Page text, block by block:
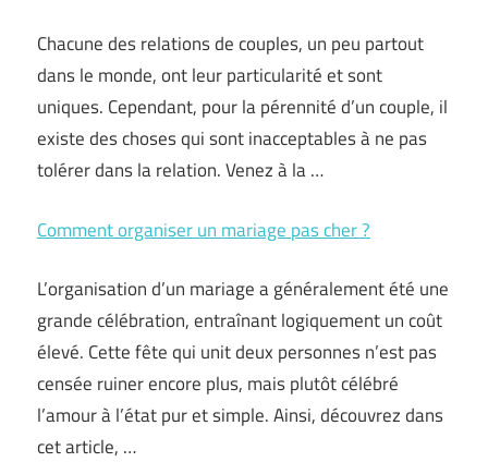
Chacune des relations de couples, un peu partout
dans le monde, ont leur particularité et sont
uniques. Cependant, pour la pérennité d’un couple, il
existe des choses qui sont inacceptables à ne pas
tolérer dans la relation. Venez à la …
Comment organiser un mariage pas cher ?
L’organisation d’un mariage a généralement été une
grande célébration, entraînant logiquement un coût
élevé. Cette fête qui unit deux personnes n’est pas
censée ruiner encore plus, mais plutôt célébré
l’amour à l’état pur et simple. Ainsi, découvrez dans
cet article, …